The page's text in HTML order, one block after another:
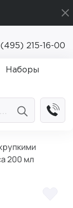
000₽
000₽
215-16-00
Наборы
200 мл